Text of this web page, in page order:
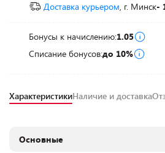
Доставка курьером, г. Минск-
Бонусы к начислению:1.05
Списание бонусов:до 10%
ХарактеристикиНаличие и доставка
Основные